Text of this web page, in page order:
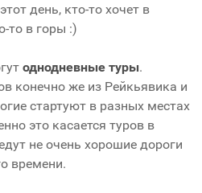
день, кто-то хочет в
то в горы :)
однодневные туры.
конечно же из Рейкьявика и
стартуют в разных местах
это касается туров в
не очень хорошие дороги
времени.